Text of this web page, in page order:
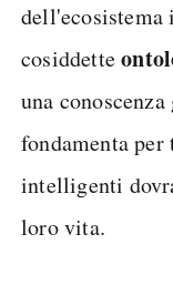
dell'ecosistema
cosiddette
una
fondamenta
intelligenti
loro vita.